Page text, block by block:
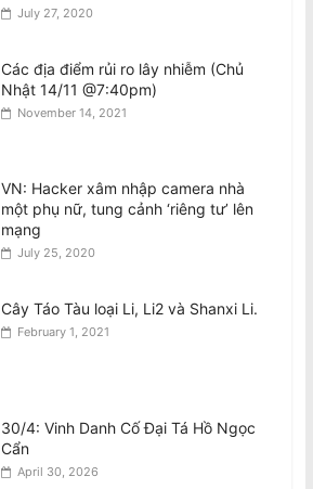
Sydney, đối mặt các cuộc biểu tình
khắp Úc
August 10, 2026
Lâm đến Sydney tối 9/8, bắt đầu
chuyến thăm Úc
August 10, 2026
July 27, 2020
Các địa điểm rủi ro lây nhiễm (Chủ
Nhật 14/11 @7:40pm)
November 14, 2021
VN: Hacker xâm nhập camera nhà
một phụ nữ, tung cảnh ‘riêng tư’ lên
mạng
July 25, 2020
Cây Táo Tàu loại Li, Li2 và Shanxi Li.
February 1, 2021
30/4: Vinh Danh Cố Đại Tá Hồ Ngọc
Cẩn
April 30, 2026